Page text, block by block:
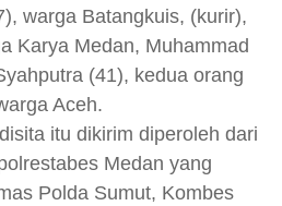
warga Batangkuis, (kurir),
Karya Medan, Muhammad
(41), kedua orang
Aceh.
itu dikirim diperoleh dari
Medan yang
Polda Sumut, Kombes